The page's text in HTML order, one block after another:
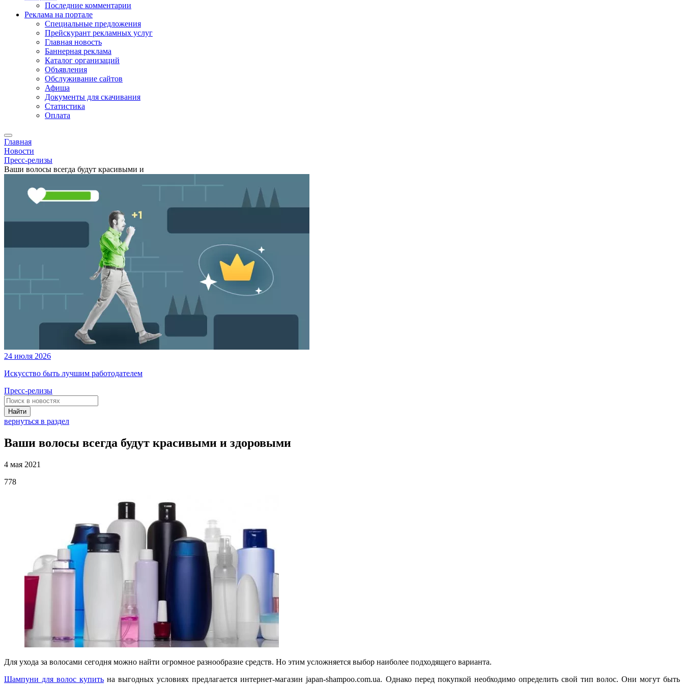
Последние комментарии
Реклама на портале
Специальные предложения
Прейскурант рекламных услуг
Главная новость
Баннерная реклама
Каталог организаций
Объявления
Обслуживание сайтов
Афиша
Документы для скачивания
Статистика
Оплата
Главная
Новости
Пресс-релизы
Ваши волосы всегда будут красивыми и
24 июля 2026
Искусство быть лучшим работодателем
Пресс-релизы
Найти
вернуться в раздел
Ваши волосы всегда будут красивыми и здоровыми
4 мая 2021
778
Для ухода за волосами сегодня можно найти огромное разнообразие средств. Но этим усложняется выбор наиболее подходящего варианта.
Шампуни для волос купить на выгодных условиях предлагается интернет-магазин japan-shampoo.com.ua. Однако перед покупкой необходимо определить свой тип волос. Они могут быть